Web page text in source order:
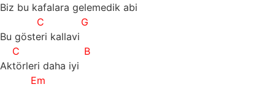
Biz bu kafalara gelemedik abi
C
G
Bu gösteri kallavi
C
B
Aktörleri daha iyi
Em